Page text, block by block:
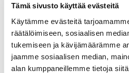
Tämä sivusto käyttää evästeitä
Käytämme evästeitä
räätälöimiseen, sosiaalisen
tukemiseen ja kävijämäärämme
jaamme sosiaalisen median,
alan kumppaneillemme tietoja
Yhteyshenkilö*
Sähköposti*